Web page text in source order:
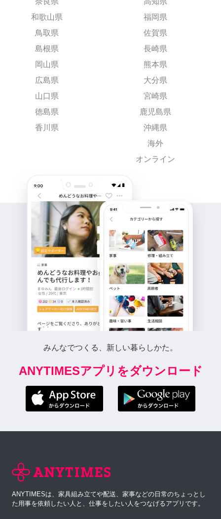
和歌山県
鳥取県
島根県
岡山県
広島県
山口県
徳島県
香川県
福岡県
佐賀県
長崎県
熊本県
大分県
宮崎県
鹿児島県
沖縄県
海外
オンライン
みんなでつくる、新しい暮らしかた。
ANYTIMESアプリをダウンロード
ANYTIMESは、家具組み立てや配送、家事などの日常のちょっとし
た用事を依頼したい人と、仕事をしたい人をつなげるアプリです。